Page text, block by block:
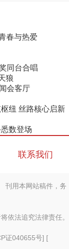
春与热爱
同台合唱
狼
会客厅
枢纽 丝路核心启新
数登场
联系我们
刊用本网站稿件，务
依法追究法律责任。
证040655号] [